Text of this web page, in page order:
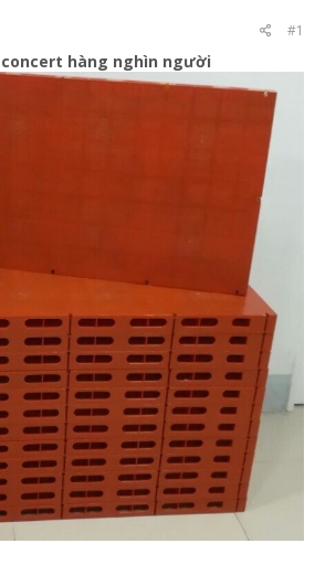
#1
hàng nghìn người